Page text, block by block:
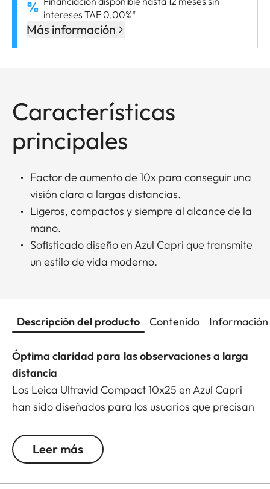
intereses TAE 0,00%*
Más información
Características
principales
Factor de aumento de 10x para conseguir una
visión clara a largas distancias.
Ligeros, compactos y siempre al alcance de la
mano.
Sofisticado diseño en Azul Capri que transmite
un estilo de vida moderno.
Descripción del producto Contenido
Óptima claridad para las observaciones a larga
distancia
Los Leica Ultravid Compact 10x25 en Azul Capri
han sido diseñados para los usuarios que precisan
óptica de alto desempeño de Leica proporciona
imágenes hipernítidas y de alto contraste con una
Leer más